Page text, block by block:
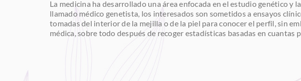
La medicina ha desarrollado una área enfocada en el estudio genético
llamado médico genetista, los interesados son sometidos a ensayos
tomadas del interior de la mejilla o de la piel para conocer el perfil, sin
médica, sobre todo después de recoger estadísticas basadas en